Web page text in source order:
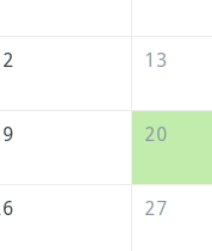
13
20
27